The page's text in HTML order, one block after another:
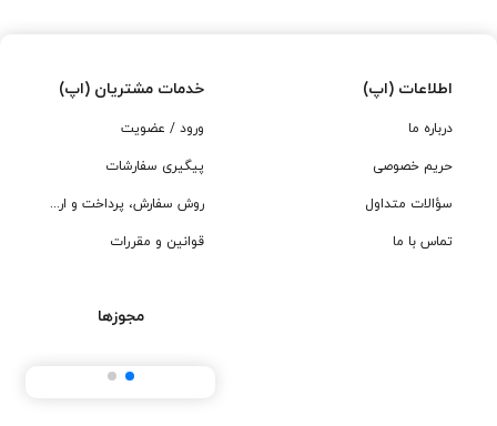
اطلاعات (اپ)
درباره ما
حریم خصوصی
سؤالات متداول
تماس با ما
خدمات مشتریان (اپ)
ورود / عضویت
پیگیری سفارشات
روش سفارش، پرداخت و ارسال
قوانین و مقررات
مجوزها